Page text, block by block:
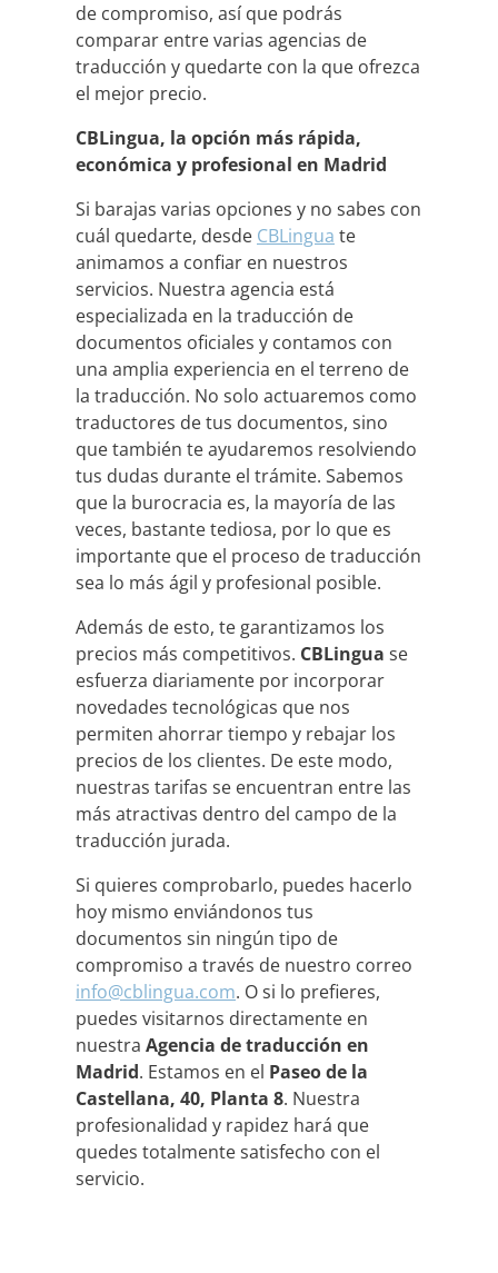
de compromiso, así que podrás
comparar entre varias agencias de
traducción y quedarte con la que ofrezca
el mejor precio.
CBLingua, la opción más rápida,
económica y profesional en Madrid
Si barajas varias opciones y no sabes con
cuál quedarte, desde CBLingua te
animamos a confiar en nuestros
servicios. Nuestra agencia está
especializada en la traducción de
documentos oficiales y contamos con
una amplia experiencia en el terreno de
la traducción. No solo actuaremos como
traductores de tus documentos, sino
que también te ayudaremos resolviendo
tus dudas durante el trámite. Sabemos
que la burocracia es, la mayoría de las
veces, bastante tediosa, por lo que es
importante que el proceso de traducción
sea lo más ágil y profesional posible.
Además de esto, te garantizamos los
precios más competitivos. CBLingua se
esfuerza diariamente por incorporar
novedades tecnológicas que nos
permiten ahorrar tiempo y rebajar los
precios de los clientes. De este modo,
nuestras tarifas se encuentran entre las
más atractivas dentro del campo de la
traducción jurada.
Si quieres comprobarlo, puedes hacerlo
hoy mismo enviándonos tus
documentos sin ningún tipo de
compromiso a través de nuestro correo
info@cblingua.com. O si lo prefieres,
puedes visitarnos directamente en
nuestra Agencia de traducción en
Madrid. Estamos en el Paseo de la
Castellana, 40, Planta 8. Nuestra
profesionalidad y rapidez hará que
quedes totalmente satisfecho con el
servicio.